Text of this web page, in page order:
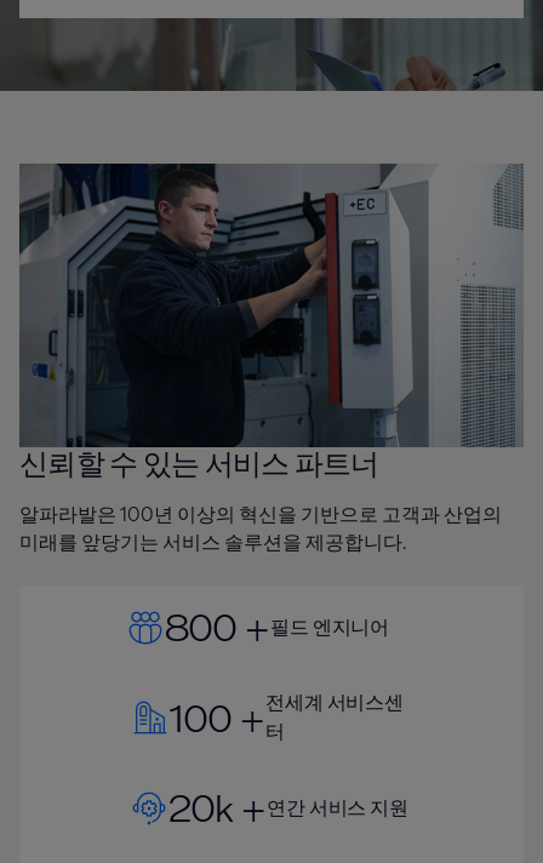
신뢰할 수 있는 서비스 파트너
알파라발은 100년 이상의 혁신을 기반으로 고객과 산업의
미래를 앞당기는 서비스 솔루션을 제공합니다.
800 +필드 엔지니어
100 +전세계 서비스센
터
20k +연간 서비스 지원